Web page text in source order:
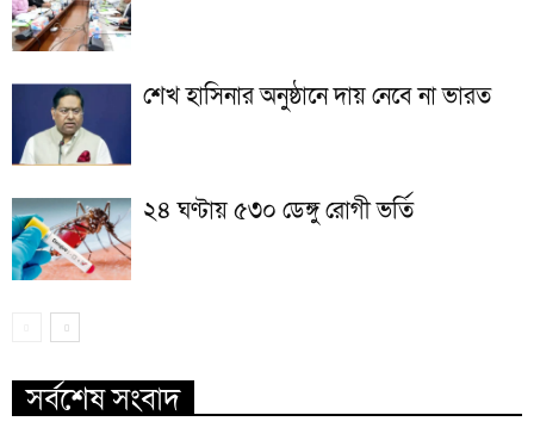
শেখ হাসিনার অনুষ্ঠানে দায় নেবে না ভারত
২৪ ঘণ্টায় ৫৩০ ডেঙ্গু রোগী ভর্তি
সর্বশেষ সংবাদ